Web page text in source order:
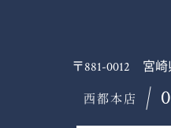
〒881-0012 宮
西都本店